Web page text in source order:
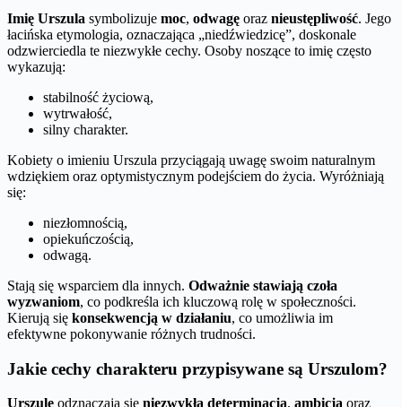
Imię Urszula symbolizuje moc, odwagę oraz nieustępliwość. Jego
łacińska etymologia, oznaczająca „niedźwiedzicę”, doskonale
odzwierciedla te niezwykłe cechy. Osoby noszące to imię często
wykazują:
stabilność życiową,
wytrwałość,
silny charakter.
Kobiety o imieniu Urszula przyciągają uwagę swoim naturalnym
wdziękiem oraz optymistycznym podejściem do życia. Wyróżniają
się:
niezłomnością,
opiekuńczością,
odwagą.
Stają się wsparciem dla innych. Odważnie stawiają czoła
wyzwaniom, co podkreśla ich kluczową rolę w społeczności.
Kierują się konsekwencją w działaniu, co umożliwia im
efektywne pokonywanie różnych trudności.
Jakie cechy charakteru przypisywane są Urszulom?
Urszule odznaczają się niezwykłą determinacją, ambicją oraz